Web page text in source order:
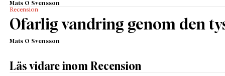
Mats O Svensson
Recension
Ofarlig vandring genom den
Mats O Svensson
Läs vidare inom Recension